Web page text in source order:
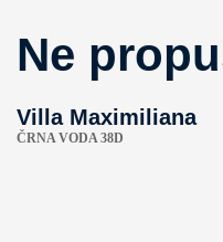
Ne
Villa Maximiliana
ČRNA VODA 38D